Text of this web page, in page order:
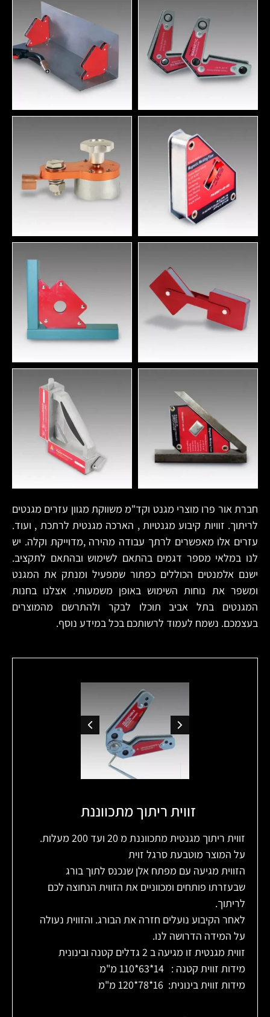
חברת אור פרו מוצרי מגנט וקד"מ משווקת מגוון עזרים מגנטים
לריתוך. זוויות קיבוע מגנטיות , הארכה מגנטית לרתכת , ועוד.
עזרים אלו מאפשרים לרתך עבודה מהירה ,מדוייקת וקלה. יש
לנו במלאי מספר דגמים בהתאם לשימוש ובהתאם לתקציב.
ישנם אלמנטים הכוללים כפתור שמפעיל ומנתק את המגנט
ומשפר את נוחות השימוש באופן משמעותי. אצלנו בחנות
המגנטים בתל אביב תוכלו לבקר ולהתרשם מהמוצרים
בעצמכם. נשמח לעמוד לרשותכם בכל במידע נוסף.
זווית ריתוך מתכווננת
זווית ריתוך מגנטית מתכווננת מ 20 ועד 200 מעלות.
על המוצר מוטבעת סרגל זוית
הזווית מגיעה עם מפתח אלן שנכנס לתוך בורג
שבעזרתו פותחים ומכווניים את הזווית הנחוצה לכם
לריתוך.
לאחר הקיבוע נועלים חזרה את הבורג. והזווית נעולה
על המידה הדרושה לנו.
זווית מגנטית זו מגיעה ב 2 גדלים קטנה ובינונית
מידות זווית קטנה : 14*63*110 מ"מ
מידות זווית בינונית: 16*78*120 מ"מ